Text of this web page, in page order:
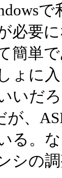
で
必要
簡単
ょに
いだ
が、
る。
シの